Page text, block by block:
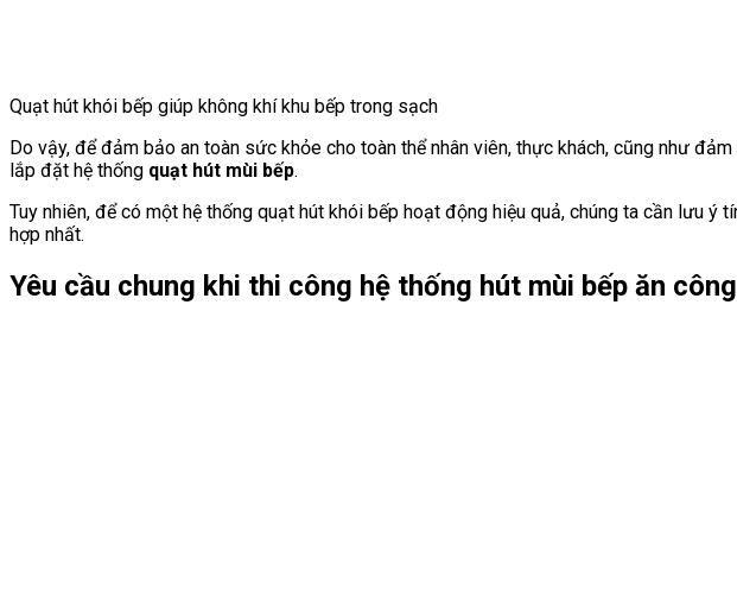
Quạt hút khói bếp giúp không khí khu bếp trong sạch
Do vậy, để đảm bảo an toàn sức khỏe cho toàn thể nhân viên, thực khách, cũng như
lắp đặt hệ thống quạt hút mùi bếp.
Tuy nhiên, để có một hệ thống quạt hút khói bếp hoạt động hiệu quả, chúng ta cần lưu
hợp nhất.
Yêu cầu chung khi thi công hệ thống hút mùi bếp ăn